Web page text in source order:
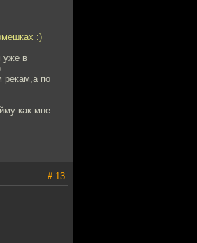
:)
уже в
рекам,а по
как мне
# 13